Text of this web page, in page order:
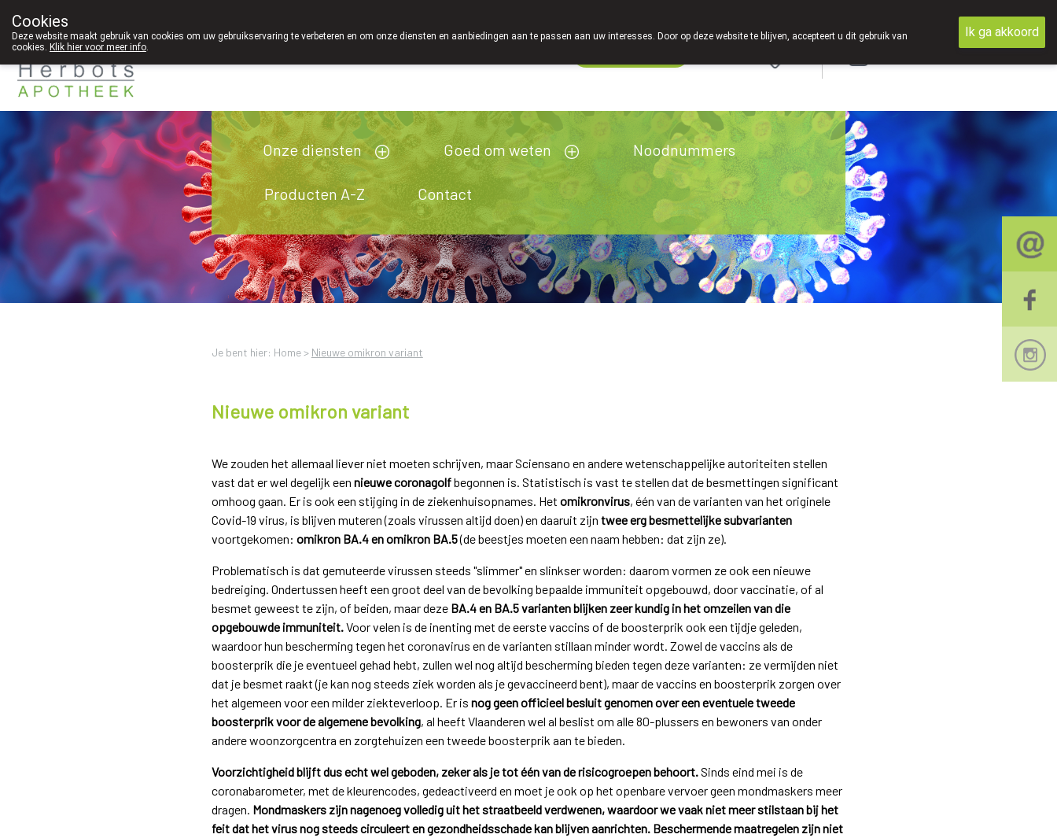
089 41 20 09
Onze diensten Goed om weten Noodnummers
Producten A-Z Contact
Je bent hier: Home > Nieuwe omikron variant
Nieuwe omikron variant
We zouden het allemaal liever niet moeten schrijven, maar Sciensano en andere wetenschappelijke autoriteiten stellen
vast dat er wel degelijk een nieuwe coronagolfbegonnen is. Statistisch is vast te stellen dat de besmettingen significant
omhoog gaan. Er is ook een stijging in de ziekenhuisopnames. Het omikronvirus, één van de varianten van het originele
Covid-19 virus, is blijven muteren (zoals virussen altijd doen) en daaruit zijn twee erg besmettelijke subvarianten
voortgekomen: omikron BA.4 en omikron BA.5(de beestjes moeten een naam hebben: dat zijn ze).
Problematisch is dat gemuteerde virussen steeds "slimmer" en slinkser worden: daarom vormen ze ook een nieuwe
bedreiging. Ondertussen heeft een groot deel van de bevolking bepaalde immuniteit opgebouwd, door vaccinatie, of al
besmet geweest te zijn, of beiden, maar deze BA.4 en BA.5 varianten blijken zeer kundig in het omzeilen van die
opgebouwde immuniteit.Voor velen is de inenting met de eerste vaccins of de boosterprik ook een tijdje geleden,
waardoor hun bescherming tegen het coronavirus en de varianten stillaan minder wordt. Zowel de vaccins als de
boosterprik die je eventueel gehad hebt, zullen wel nog altijd bescherming bieden tegen deze varianten: ze vermijden niet
dat je besmet raakt (je kan nog steeds ziek worden als je gevaccineerd bent), maar de vaccins en boosterprik zorgen over
het algemeen voor een milder ziekteverloop. Er is nog geen officieel besluit genomen over een eventuele tweede
boosterprik voor de algemene bevolking, al heeft Vlaanderen wel al beslist om alle 80-plussers en bewoners van onder
andere woonzorgcentra en zorgtehuizen een tweede boosterprik aan te bieden.
Voorzichtigheid blijft dus echt wel geboden, zeker als je tot één van de risicogroepen behoort.Sinds eind mei is de
coronabarometer, met de kleurencodes, gedeactiveerd en moet je ook op het openbare vervoer geen mondmaskers meer
dragen. Mondmaskers zijn nagenoeg volledig uit het straatbeeld verdwenen, waardoor we vaak niet meer stilstaan bij het
feit dat het virus nog steeds circuleert en gezondheidsschade kan blijven aanrichten. Beschermende maatregelen zijn niet
Cookies
Deze website maakt gebruik van cookies om uw gebruikservaring te verbeteren en om onze diensten en aanbiedingen aan te passen aan uw interesses. Door op deze website te blijven, accepteert u dit gebruik van
cookies. Klik hier voor meer info.
Ik ga akkoord